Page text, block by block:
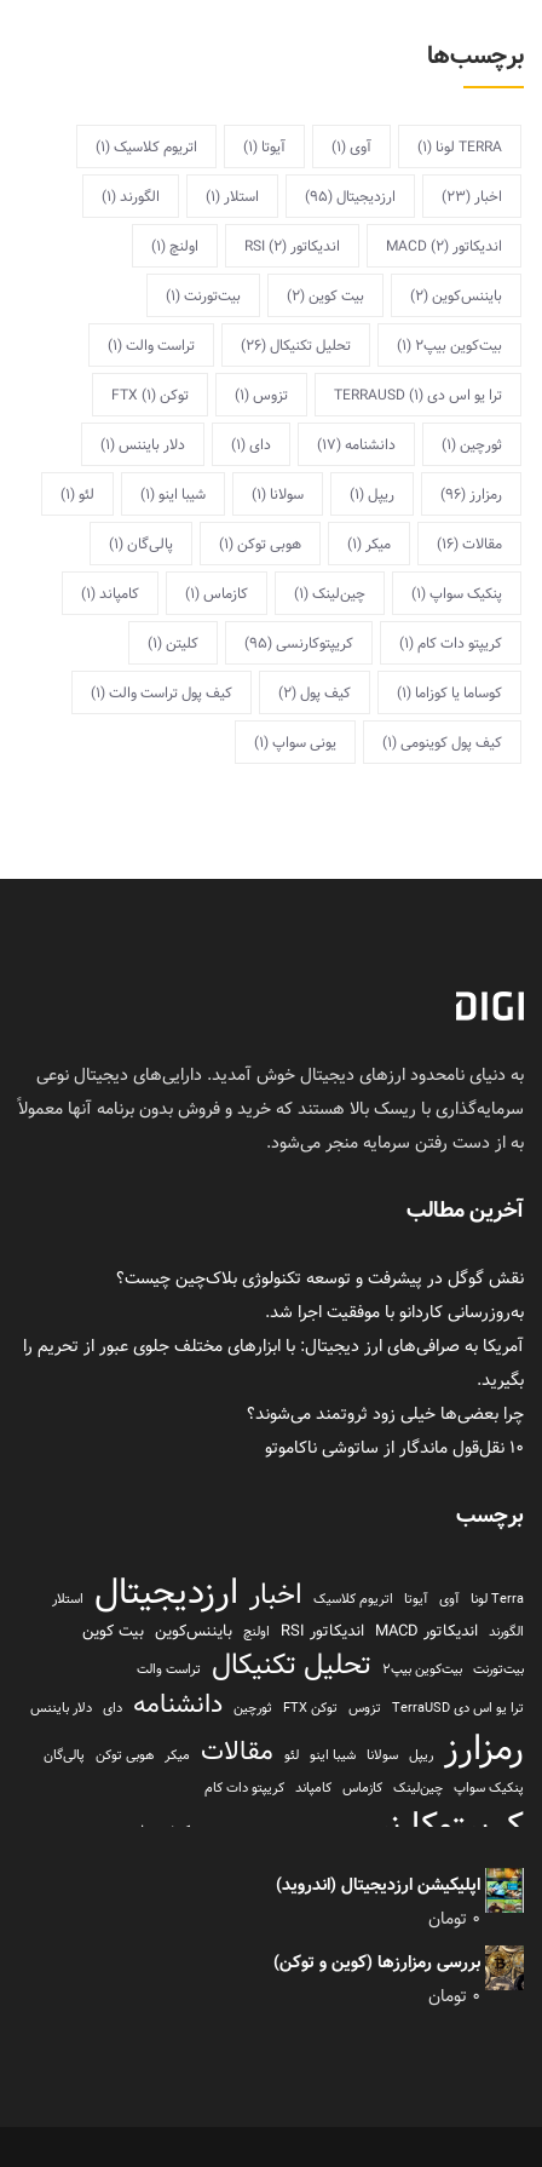
برچسب‌ها
TERRA لونا (1) آوی(1) آیوتا (1) اتریوم کلاسیک(1)
اخبار (23) ارزدیجیتال(95) استلار (1) الگورند(1)
اندیکاتور MACD (2) اندیکاتور RSI (2) اولنچ(1)
بایننس‌کوین(2) بیت کوین(2) بیت‌تورنت(1)
بیت‌کوین بیپ2 (1) تحلیل تکنیکال(26) تراست والت(1)
ترا یو اس دی TERRAUSD(1) تزوس(1) توکن FTX(1)
ثورچین(1) دانشنامه(17) دای(1) دلار بایننس(1)
رمزارز (96) ریپل(1) سولانا (1) شیبا اینو(1) لئو(1)
مقالات(16) میکر (1) هوبی توکن(1) پالی‌گان(1)
پنکیک سواپ(1) چین‌لینک(1) کازماس(1) کامپاند(1)
کریپتو دات کام(1) کریپتوکارنسی(95) کلیتن(1)
کوساما یا کوزاما (1) کیف پول(2) کیف پول تراست والت(1)
کیف پول کوینومی(1) یونی سواپ(1)
به دنیای نامحدود ارزهای دیجیتال خوش آمدید. دارایی‌های دیجیتال نوعی
سرمایه‌گذاری با ریسک بالا هستند که خرید و فروش بدون برنامه آنها معمولاً
به از دست رفتن سرمایه منجر می‌شود.
آخرین مطالب
نقش گوگل در پیشرفت و توسعه تکنولوژی بلاک‌چین چیست؟
به‌روزرسانی کاردانو با موفقیت اجرا شد.
آمریکا به صرافی‌های ارز دیجیتال: با ابزارهای مختلف جلوی عبور از تحریم را
بگیرید.
چرا بعضی‌ها خیلی زود ثروتمند می‌شوند؟
۱۰ نقل‌قول ماندگار از ساتوشی ناکاموتو
برچسب
Terra لونا آوی آیوتا اتریوم کلاسیک اخبار ارزدیجیتال
استلار
الگورند اندیکاتور MACD اندیکاتور RSI اولنچ بایننس‌کوین بیت کوین
بیت‌تورنت بیت‌کوین بیپ2 تحلیل تکنیکال
تراست والت
ترا یو اس دی TerraUSD
تزوس توکن FTX ثورچین دانشنامه دای دلار بایننس
رمزارز ریپل سولانا شیبا اینو لئو مقالات میکر هوبی توکن پالی‌گان
پنکیک سواپ چین‌لینک کازماس کامپاند کریپتو دات کام
کریپتوکارنسی کیف پول
کیف پول تراست والت
اپلیکیشن ارزدیجیتال (اندروید)
0 تومان
بررسی رمزارزها (کوین و توکن)
0 تومان